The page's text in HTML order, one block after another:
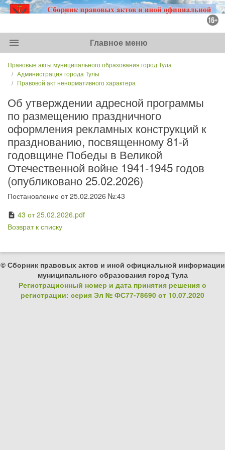
menu Главное меню
Правовые акты муниципального образования город Тула
Администрация города Тулы
Правовой акт ненормативного характера
Об утверждении адресной программы
по размещению праздничного
оформления рекламных конструкций к
празднованию, посвященному 81-й
годовщине Победы в Великой
Отечественной войне 1941-1945 годов
(опубликовано 25.02.2026)
Постановление от 25.02.2026 №:43
description 43 от 25.02.2026.pdf
Возврат к списку
© Сборник правовых актов и иной официальной информации
муниципального образования город Тула
Регистрационный номер и дата принятия решения о
регистрации: серия Эл № ФС77-78690 от 10.07.2020